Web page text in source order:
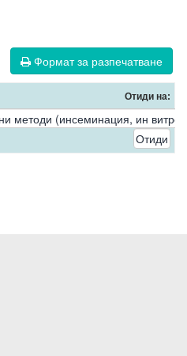
Формат за разпечатване
Отиди на: